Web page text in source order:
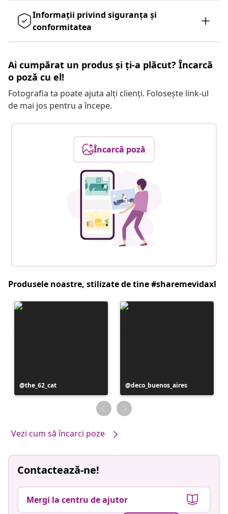
Informații privind siguranța și
conformitatea
Ai cumpărat un produs și ți-a plăcut? Încarcă
o poză cu el!
Fotografia ta poate ajuta alți clienți. Folosește link-ul
de mai jos pentru a începe.
Încarcă poză
Produsele noastre, stilizate de tine #sharemevidaxl
Postare
publicată
the_62_cat
Postare
publicată
de
deco_buenos_aires
Vezi cum să încarci poze
Contactează-ne!
Mergi la centru de ajutor